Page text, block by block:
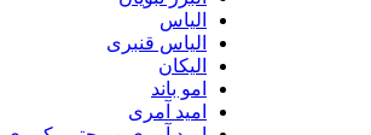
الیاس
الیاس قنبرى
الیکان
امو باند
امید آمری